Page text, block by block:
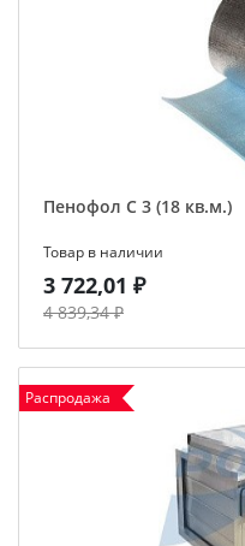
Пенофол С 3 (18 кв.м.)
Товар в наличии
3 722,01 ₽
4 839,34 ₽
Распродажа